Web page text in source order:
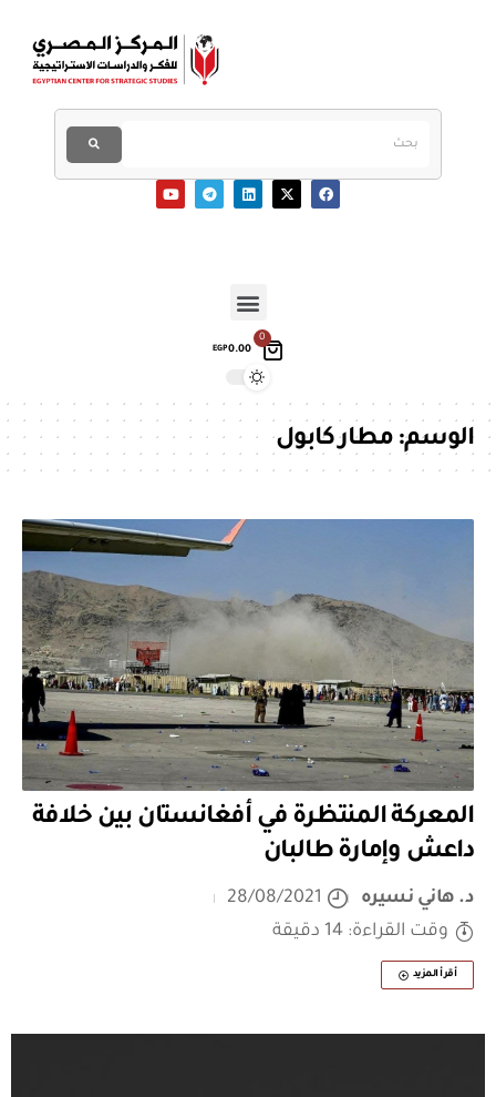
0
EGP0.00
الوسم:مطار كابول
المعركة المنتظرة في أفغانستان بين خلافة
داعش وإمارة طالبان
د. هاني نسيره
28/08/2021
وقت القراءة: 14 دقيقة
أقرأ المزيد